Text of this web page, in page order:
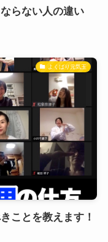
らない人の違い
よくばり元気玉
ことを教えます！